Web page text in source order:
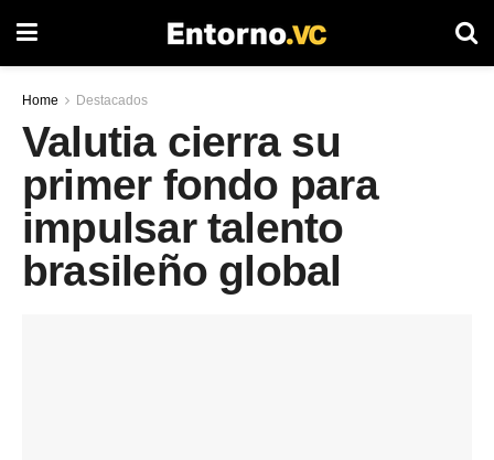
Home Destacados
Valutia cierra su
primer fondo para
impulsar talento
brasileño global